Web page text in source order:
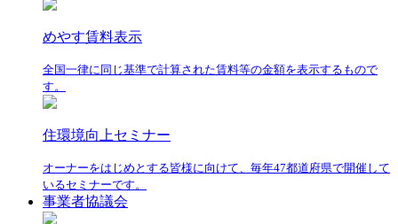
めやす賃料表示
全国一律に同じ基準で計算された賃料等の金額を表示するもので
す。
住環境向上セミナー
オーナーをはじめとする皆様に向けて、毎年47都道府県で開催して
いるセミナーです。
事業者協議会